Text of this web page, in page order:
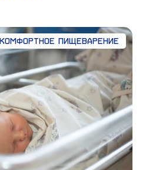
Комфортное пищеварение